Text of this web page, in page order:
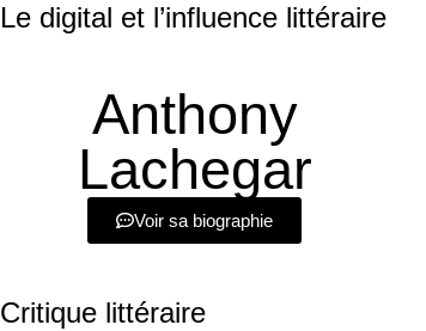
Le digital et l’influence littéraire
Anthony
Lachegar
Voir sa biographie
Critique littéraire